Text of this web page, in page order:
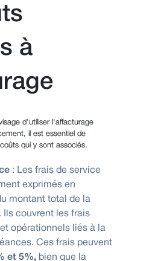
à
d'utiliser l'affacturage
il est essentiel de
qui y sont associés.
: Les frais de service
exprimés en
montant total de la
Ils couvrent les frais
opérationnels liés à la
Ces frais peuvent
et 5%, bien que la